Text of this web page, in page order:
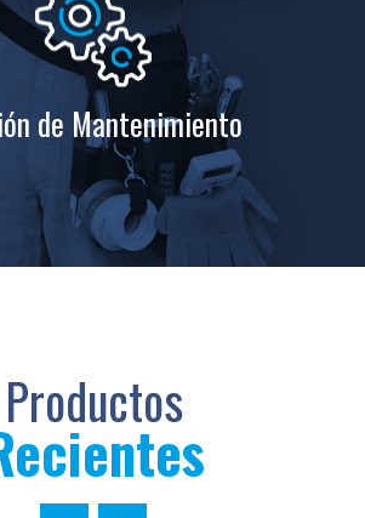
de Mantenimiento
Productos